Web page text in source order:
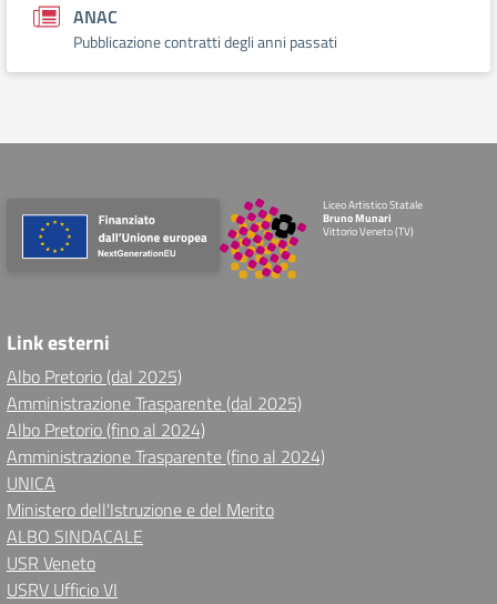
ANAC
Pubblicazione contratti degli anni passati
Liceo Artistico Statale
Bruno Munari
Vittorio Veneto (TV)
Link esterni
Albo Pretorio (dal 2025)
Amministrazione Trasparente (dal 2025)
Albo Pretorio (fino al 2024)
Amministrazione Trasparente (fino al 2024)
UNICA
Ministero dell'Istruzione e del Merito
ALBO SINDACALE
USR Veneto
USRV Ufficio VI